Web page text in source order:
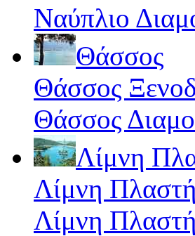
Ναύπλιο
Θάσσος
Θάσσος
Θάσσος
Λίμνη
Λίμνη
Λίμνη